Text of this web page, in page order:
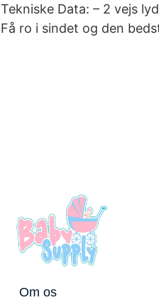
Tekniske Data: – 2 vejs
Få ro i sindet og den
Om os